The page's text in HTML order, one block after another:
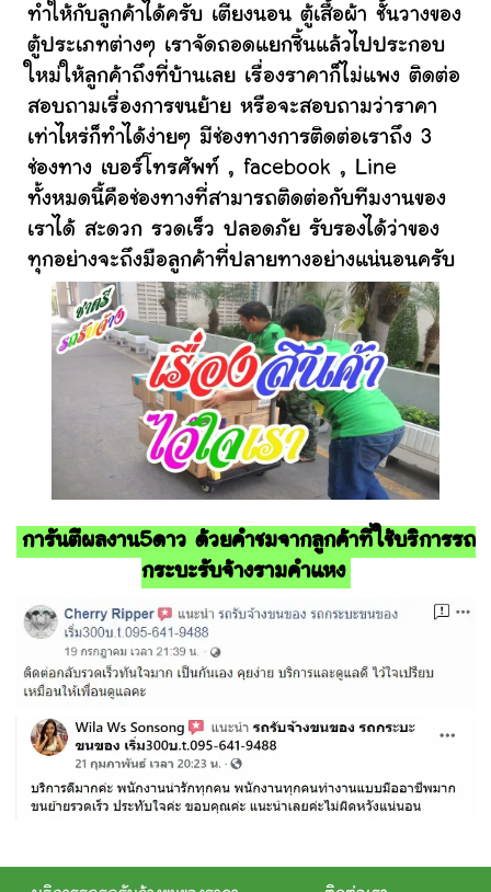
ทำให้กับลูกค้าได้ครับ เตียงนอน ตู้เสื้อผ้า ชั้นวางของ
ตู้ประเภทต่างๆ เราจัดถอดแยกชิ้นแล้วไปประกอบ
ใหม่ให้ลูกค้าถึงที่บ้านเลย เรื่องราคาก็ไม่แพง ติดต่อ
สอบถามเรื่องการขนย้าย หรือจะสอบถามว่าราคา
เท่าไหร่ก็ทำได้ง่ายๆ มีช่องทางการติดต่อเราถึง 3
ช่องทาง เบอร์โทรศัพท์ , facebook , Line
ทั้งหมดนี้คือช่องทางที่สามารถติดต่อกับทีมงานของ
เราได้ สะดวก รวดเร็ว ปลอดภัย รับรองได้ว่าของ
ทุกอย่างจะถึงมือลูกค้าที่ปลายทางอย่างแน่นอนครับ
การันตีผลงาน5ดาว ด้วยคำชมจากลูกค้าที่ใช้บริการรถ
กระบะรับจ้างรามคําแหง